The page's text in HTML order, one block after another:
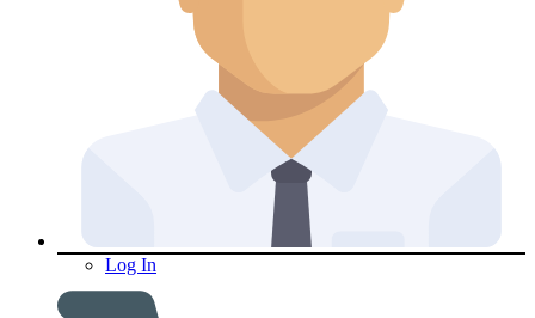
Log In